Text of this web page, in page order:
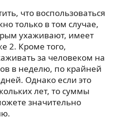
что воспользоваться
только в том случае,
ухаживают, имеет
2. Кроме того,
за человеком на
в неделю, по крайней
Однако если это
лет, то суммы
значительно